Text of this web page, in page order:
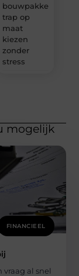
bouwpakket
trap op
maat
kiezen
zonder
stress
mogelijk
FINANCIEEL
al snel